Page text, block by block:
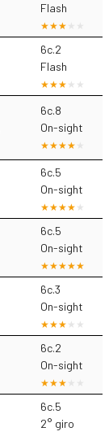
Flash
6c.2
Flash
6c.8
On-sight
6c.5
On-sight
6c.5
On-sight
6c.3
On-sight
6c.2
On-sight
6c.5
2° giro